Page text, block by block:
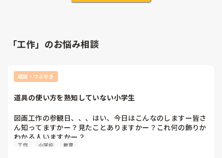
「工作」のお悩み相談
雑談・つぶやき
道具の使い方を熟知していない小学生
図画工作の参観日、、、はい、今日はこんなのしますー皆さ
ん知ってますかー？見たことありますかー？これ何の飾りか
わかる人いますかー？
工作 小学校 教育